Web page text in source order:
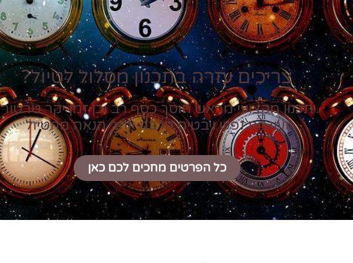
צריכים עזרה בתכנון מסלול לטיול?
תכנון מקצועי מראש חוסך כסף רב וכן זמן יקר טרטור
ועוגמת נפש ויבטיח הרבה יותר הנאה מהטיול
כל הפרטים מחכים לכם כאן